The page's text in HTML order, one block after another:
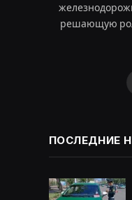
решающую
ПОСЛЕДНИЕ